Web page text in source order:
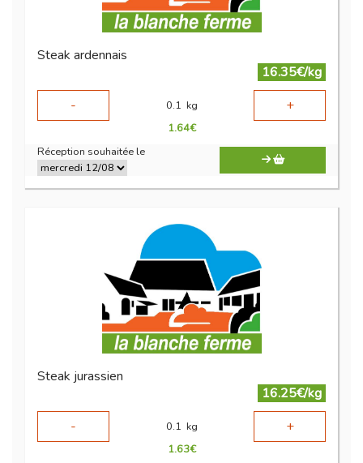
Steak ardennais
16.35€/kg
-
0.1 kg +
1.64€
Réception souhaitée le
Steak jurassien
16.25€/kg
-
0.1 kg +
1.63€